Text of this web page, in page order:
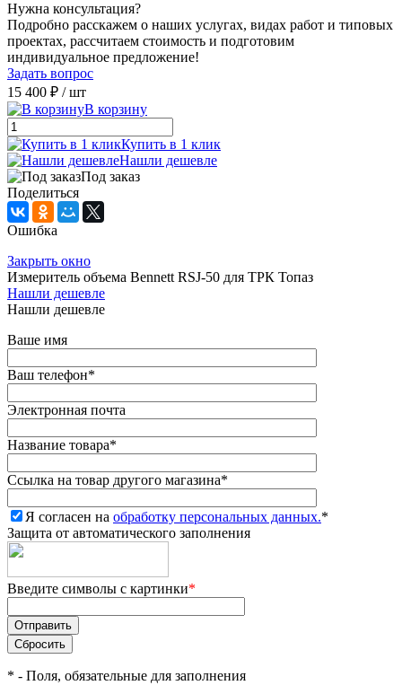
Нужна консультация?
Подробно расскажем о наших услугах, видах работ и типовых
проектах, рассчитаем стоимость и подготовим
индивидуальное предложение!
Задать вопрос
15 400 ₽ / шт
В корзину
Купить в 1 клик
Нашли дешевле
Под заказ
Поделиться
Ошибка
Закрыть окно
Измеритель объема Bennett RSJ-50 для ТРК Топаз
Нашли дешевле
Нашли дешевле
Ваше имя
Ваш телефон*
Электронная почта
Название товара*
Ссылка на товар другого магазина*
Я согласен на обработку персональных данных.*
Защита от автоматического заполнения
Введите символы с картинки*
* - Поля, обязательные для заполнения